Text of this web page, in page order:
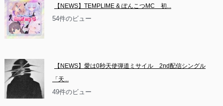
【NEWS】TEMPLIME & ぽんこつMC　初...
54件のビュー
【NEWS】愛は0秒天使弾道ミサイル　2nd配信シングル
「天...
49件のビュー